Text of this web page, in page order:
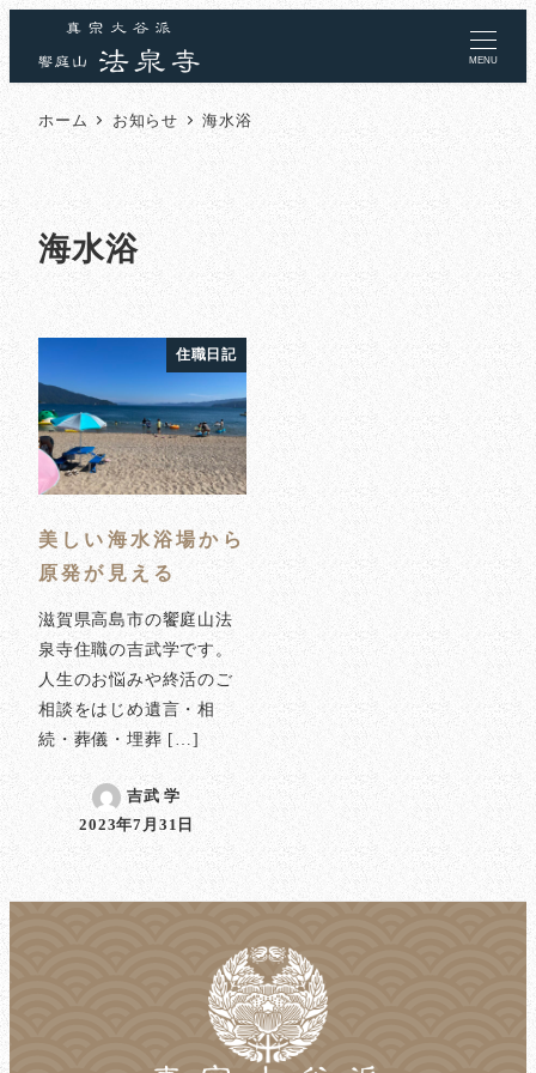
MENU
ホーム お知らせ 海水浴
海水浴
住職日記
美しい海水浴場から
原発が見える
滋賀県高島市の饗庭山法
泉寺住職の吉武学です。
人生のお悩みや終活のご
相談をはじめ遺言・相
続・葬儀・埋葬 […]
吉武 学
投稿日
2023年7月31日